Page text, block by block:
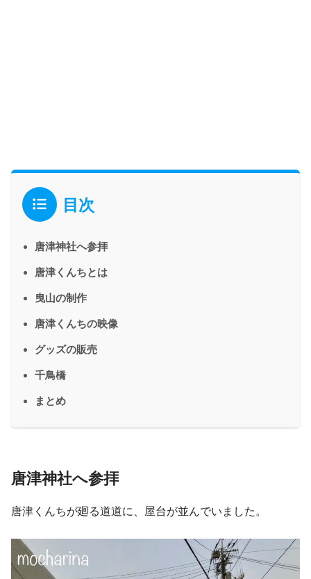
目次
唐津神社へ参拝
唐津くんちとは
曳山の制作
唐津くんちの映像
グッズの販売
千鳥橋
まとめ
唐津神社へ参拝
唐津くんちが廻る道道に、屋台が並んでいました。